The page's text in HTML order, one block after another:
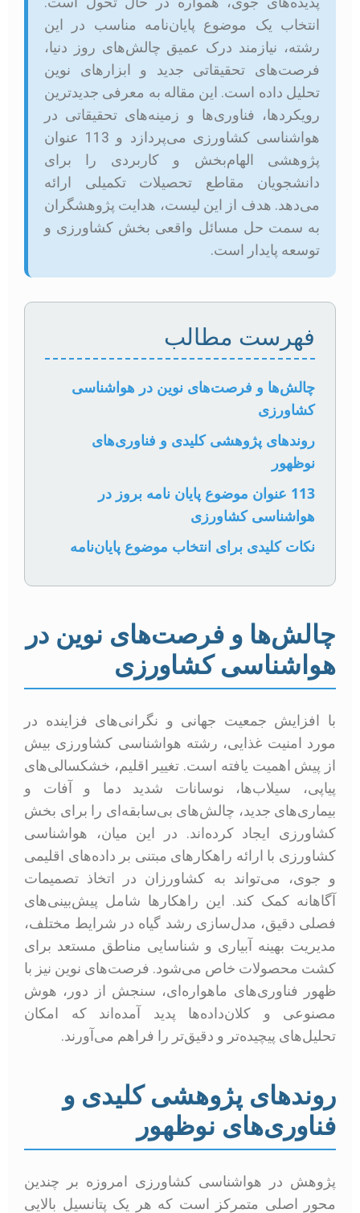
انتخاب یک موضوع پایان‌نامه مناسب در این
رشته، نیازمند درک عمیق چالش‌های روز دنیا،
فرصت‌های تحقیقاتی جدید و ابزارهای نوین
تحلیل داده است. این مقاله به معرفی جدیدترین
رویکردها، فناوری‌ها و زمینه‌های تحقیقاتی در
هواشناسی کشاورزی می‌پردازد و 113 عنوان
پژوهشی الهام‌بخش و کاربردی را برای
دانشجویان مقاطع تحصیلات تکمیلی ارائه
می‌دهد. هدف از این لیست، هدایت پژوهشگران
به سمت حل مسائل واقعی بخش کشاورزی و
توسعه پایدار است.
فهرست مطالب
چالش‌ها و فرصت‌های نوین در هواشناسی
کشاورزی
روندهای پژوهشی کلیدی و فناوری‌های
نوظهور
113 عنوان موضوع پایان نامه بروز در
هواشناسی کشاورزی
نکات کلیدی برای انتخاب موضوع پایان‌نامه
چالش‌ها و فرصت‌های نوین در
هواشناسی کشاورزی
با افزایش جمعیت جهانی و نگرانی‌های فزاینده در
مورد امنیت غذایی، رشته هواشناسی کشاورزی بیش
از پیش اهمیت یافته است. تغییر اقلیم، خشکسالی‌های
پیاپی، سیلاب‌ها، نوسانات شدید دما و آفات و
بیماری‌های جدید، چالش‌های بی‌سابقه‌ای را برای بخش
کشاورزی ایجاد کرده‌اند. در این میان، هواشناسی
کشاورزی با ارائه راهکارهای مبتنی بر داده‌های اقلیمی
و جوی، می‌تواند به کشاورزان در اتخاذ تصمیمات
آگاهانه کمک کند. این راهکارها شامل پیش‌بینی‌های
فصلی دقیق، مدل‌سازی رشد گیاه در شرایط مختلف،
مدیریت بهینه آبیاری و شناسایی مناطق مستعد برای
کشت محصولات خاص می‌شود. فرصت‌های نوین نیز با
ظهور فناوری‌های ماهواره‌ای، سنجش از دور، هوش
مصنوعی و کلان‌داده‌ها پدید آمده‌اند که امکان
تحلیل‌های پیچیده‌تر و دقیق‌تر را فراهم می‌آورند.
روندهای پژوهشی کلیدی و
فناوری‌های نوظهور
پژوهش در هواشناسی کشاورزی امروزه بر چندین
محور اصلی متمرکز است که هر یک پتانسیل بالایی